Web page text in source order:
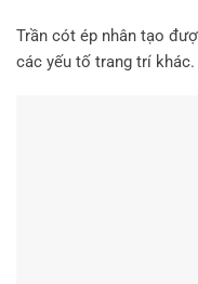
Trần cót ép nhân tạo
các yếu tố trang trí khác.